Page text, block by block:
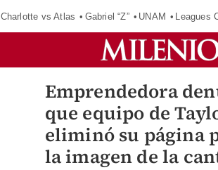
Charlotte vs Atlas Gabriel “Z” UNAM Leagues
Emprendedora
que equipo de
eliminó su página
la imagen de la